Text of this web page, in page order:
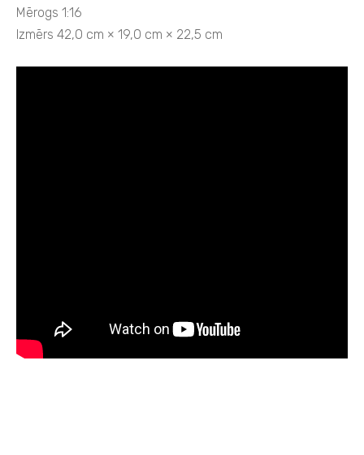
Mērogs 1:16
Izmērs 42,0 cm × 19,0 cm × 22,5 cm